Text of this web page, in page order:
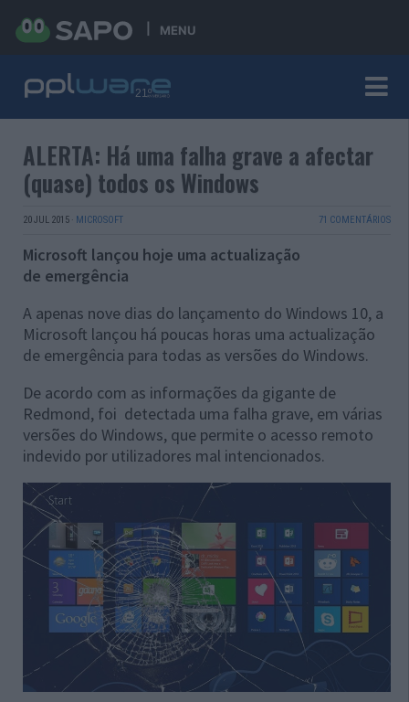
MENU
ALERTA: Há uma falha grave a afectar
(quase) todos os Windows
20 JUL 2015 · MICROSOFT 71 COMENTÁRIOS
Microsoft lançou hoje uma actualização
de emergência
A apenas nove dias do lançamento do Windows 10, a
Microsoft lançou há poucas horas uma actualização
de emergência para todas as versões do Windows.
De acordo com as informações da gigante de
Redmond, foi detectada uma falha grave, em várias
versões do Windows, que permite o acesso remoto
indevido por utilizadores mal intencionados.